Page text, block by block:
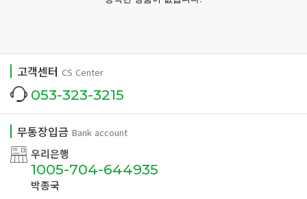
고객센터 CS Center
053-323-3215
무통장입금 Bank account
우리은행
1005-704-644935
박종국